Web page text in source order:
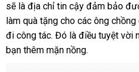
lớn
sẽ là địa chỉ tin cậy đảm bảo tại
nhà
làm quà tặng cho dịch
vụ
các ông chồng
đi công tácsử
dụng
. Đó là điều tuyệt vời
bạn thêm mặn nồng.